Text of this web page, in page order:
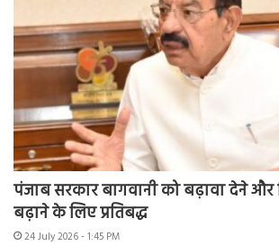
पंजाब सरकार बागवानी को बढ़ावा देने
बढ़ाने के लिए प्रतिबद्ध
24 July 2026 - 1:45 PM